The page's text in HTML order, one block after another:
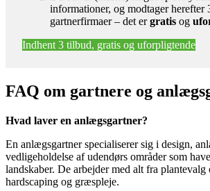
informationer, og modtager herefter
gartnerfirmaer – det ergratis og
Indhent 3 tilbud, gratis og uforpligtende
FAQ om gartnere og
Hvad laver en anlægsgartner?
En anlægsgartner specialiserer sig i design,
vedligeholdelse af udendørs områder som
landskaber. De arbejder med alt fra plantevalg
hardscaping og græspleje.